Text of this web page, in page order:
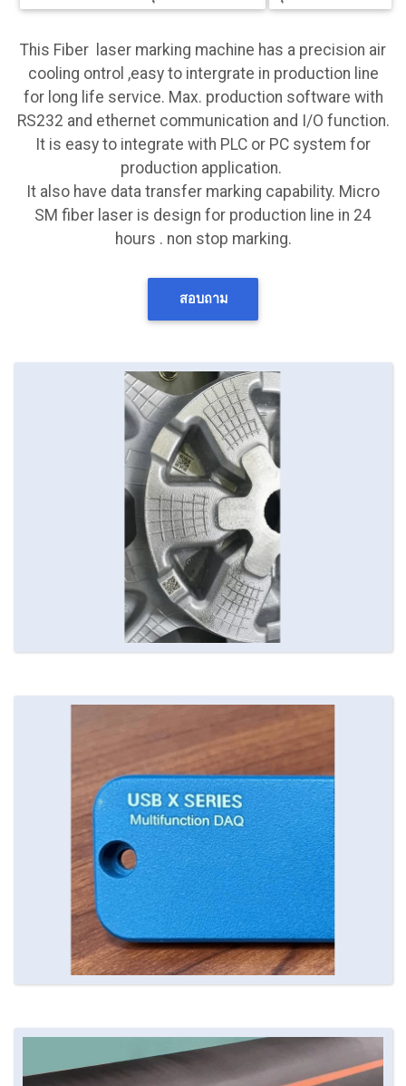
This Fiber laser marking machine has a precision air
cooling ontrol ,easy to intergrate in production line
for long life service. Max. production software with
RS232 and ethernet communication and I/O function.
It is easy to integrate with PLC or PC system for
production application.
It also have data transfer marking capability. Micro
SM fiber laser is design for production line in 24
hours . non stop marking.
สอบถาม